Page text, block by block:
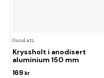
Osculati
Kryssholt i anodisert
aluminium 150 mm
169 kr